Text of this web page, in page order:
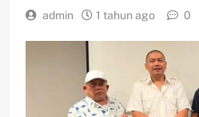
admin 1 tahun ago 0